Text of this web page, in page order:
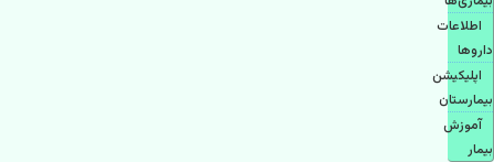
اطلاعات
دارو‌ها
اپليكيشن
بيمارستان
آموزش
بیمار